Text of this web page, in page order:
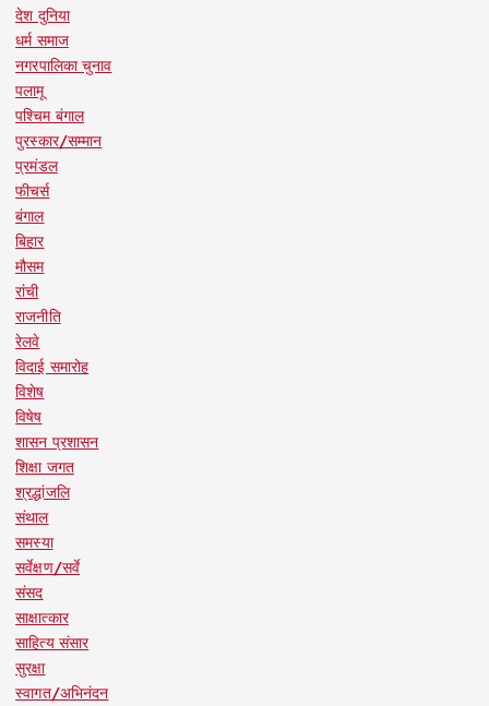
देश दुनिया
धर्म समाज
नगरपालिका चुनाव
पलामू
पश्चिम बंगाल
पुरस्कार/सम्मान
प्रमंडल
फीचर्स
बंगाल
बिहार
मौसम
रांची
राजनीति
रेलवे
विदाई समारोह
विशेष
विषेष
शासन प्रशासन
शिक्षा जगत
श्रद्धांजलि
संथाल
समस्या
सर्वेक्षण/सर्वे
संसद
साक्षात्कार
साहित्य संसार
सुरक्षा
स्वागत/अभिनंदन